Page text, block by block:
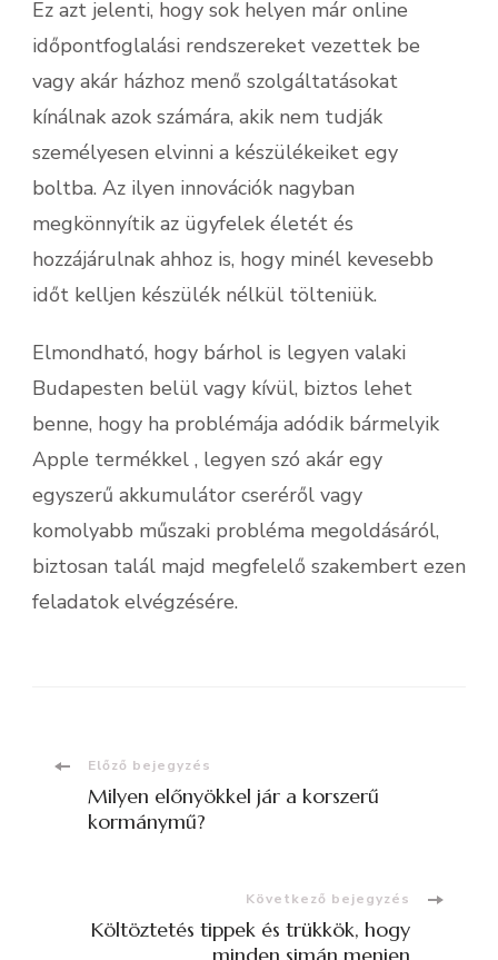
Ez azt jelenti, hogy sok helyen már online
időpontfoglalási rendszereket vezettek be
vagy akár házhoz menő szolgáltatásokat
kínálnak azok számára, akik nem tudják
személyesen elvinni a készülékeiket egy
boltba. Az ilyen innovációk nagyban
megkönnyítik az ügyfelek életét és
hozzájárulnak ahhoz is, hogy minél kevesebb
időt kelljen készülék nélkül tölteniük.
Elmondható, hogy bárhol is legyen valaki
Budapesten belül vagy kívül, biztos lehet
benne, hogy ha problémája adódik bármelyik
Apple termékkel , legyen szó akár egy
egyszerű akkumulátor cseréről vagy
komolyabb műszaki probléma megoldásáról,
biztosan talál majd megfelelő szakembert ezen
feladatok elvégzésére.
Bejegyzések
navigációja
Előző bejegyzés
Milyen előnyökkel jár a korszerű
kormánymű?
Következő bejegyzés
Költöztetés tippek és trükkök, hogy